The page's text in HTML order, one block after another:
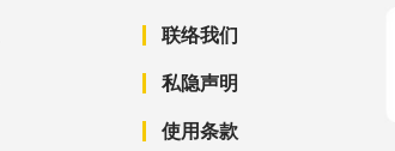
联络我们
私隐声明
使用条款